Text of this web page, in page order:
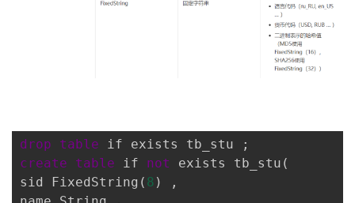
drop table if exists tb_stu ;
create
table if not
exists tb_stu(
sid FixedString( 8 ) ,